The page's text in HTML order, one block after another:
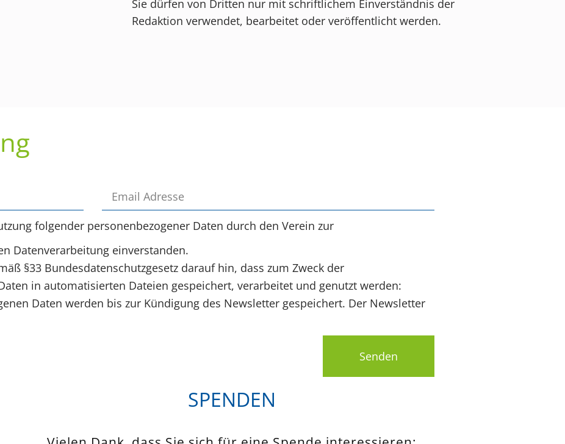
Sie dürfen von Dritten nur mit schriftlichem Einverständnis der
Redaktion verwendet, bearbeitet oder veröffentlicht werden.
folgender personenbezogener Daten durch den Verein zur
Datenverarbeitung einverstanden.
§33 Bundesdatenschutzgesetz darauf hin, dass zum Zweck der
in automatisierten Dateien gespeichert, verarbeitet und genutzt werden:
Daten werden bis zur Kündigung des Newsletter gespeichert. Der Newsletter
Senden
SPENDEN